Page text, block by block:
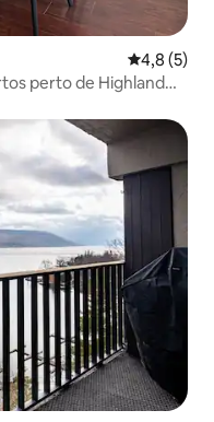
4,8 de
4,8 (5)
perto de Highland